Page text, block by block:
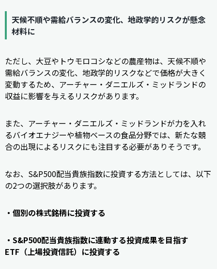
天候不順や需給バランスの変化、地政学的リスクが懸念
材料に
ただし、大豆やトウモロコシなどの農産物は、天候不順や
需給バランスの変化、地政学的リスクなどで価格が大きく
変動するため、アーチャー・ダニエルズ・ミッドランドの
収益に影響を与えるリスクがあります。
また、アーチャー・ダニエルズ・ミッドランドが力を入れ
るバイオエナジーや植物ベースの食品分野では、新たな競
合の出現によるリスクにも注目する必要がありそうです。
なお、S&P500配当貴族指数に投資する方法としては、以下
の2つの選択肢があります。
・個別の株式銘柄に投資する
・S&P500配当貴族指数に連動する投資成果を目指す
ETF（上場投資信託）に投資する